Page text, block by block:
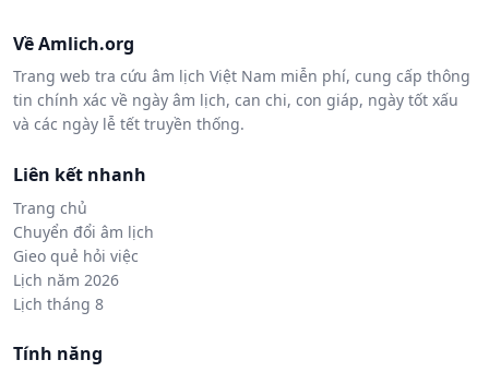
Về Amlich.org
Trang web tra cứu âm lịch Việt Nam miễn phí, cung cấp thông
tin chính xác về ngày âm lịch, can chi, con giáp, ngày tốt xấu
và các ngày lễ tết truyền thống.
Liên kết nhanh
Trang chủ
Chuyển đổi âm lịch
Gieo quẻ hỏi việc
Lịch năm 2026
Lịch tháng 8
Tính năng